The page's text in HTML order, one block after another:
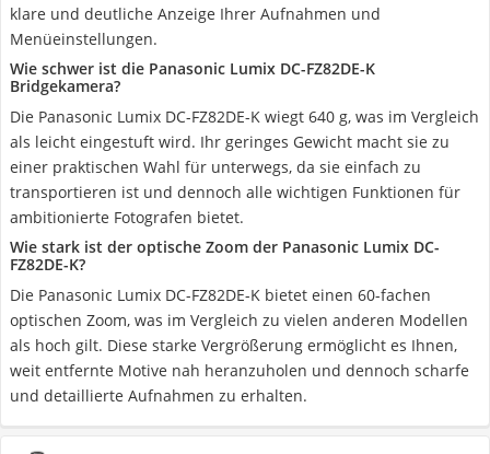
klare und deutliche Anzeige Ihrer Aufnahmen und
Menüeinstellungen.
Wie schwer ist die Panasonic Lumix DC-FZ82DE-K
Bridgekamera?
Die Panasonic Lumix DC-FZ82DE-K wiegt 640 g, was im Vergleich
als leicht eingestuft wird. Ihr geringes Gewicht macht sie zu
einer praktischen Wahl für unterwegs, da sie einfach zu
transportieren ist und dennoch alle wichtigen Funktionen für
ambitionierte Fotografen bietet.
Wie stark ist der optische Zoom der Panasonic Lumix DC-
FZ82DE-K?
Die Panasonic Lumix DC-FZ82DE-K bietet einen 60-fachen
optischen Zoom, was im Vergleich zu vielen anderen Modellen
als hoch gilt. Diese starke Vergrößerung ermöglicht es Ihnen,
weit entfernte Motive nah heranzuholen und dennoch scharfe
und detaillierte Aufnahmen zu erhalten.